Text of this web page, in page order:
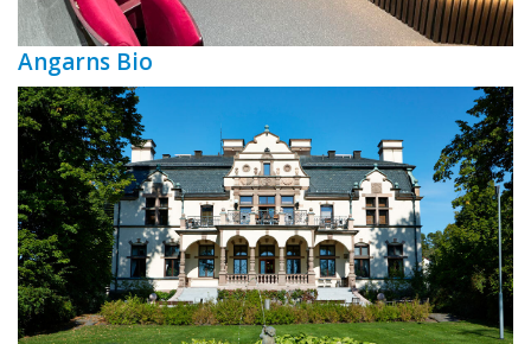
Angarns Bio